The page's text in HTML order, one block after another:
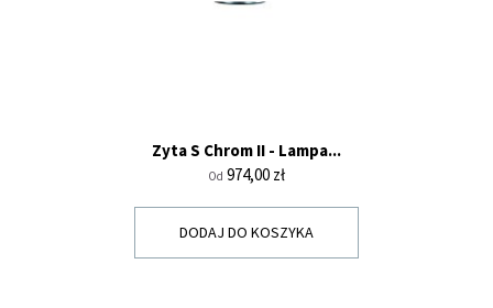
Zyta S Chrom II - Lampa...
Od Cena
974,00 zł
DODAJ DO KOSZYKA